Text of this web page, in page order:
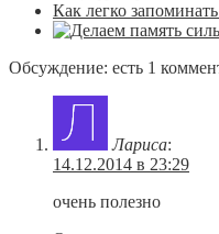
Как легко
Обсуждение: есть 1
Лариса:
14.12.2014 в 23:29
очень полезно